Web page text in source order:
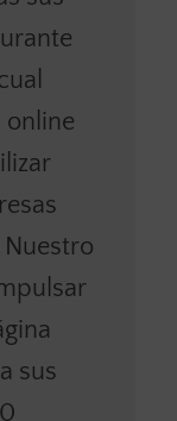
online
sus